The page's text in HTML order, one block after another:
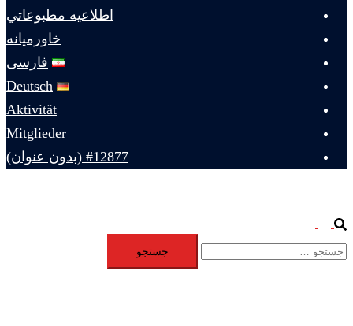
اطلاعيه مطبوعاتي
خاورميانه
فارسی
Deutsch
Aktivität
Mitglieder
#12877 (بدون عنوان)
Search
menuجستجو
برای: